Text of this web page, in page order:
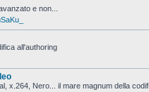
e non...
all'authoring
x.264, Nero... il mare magnum della